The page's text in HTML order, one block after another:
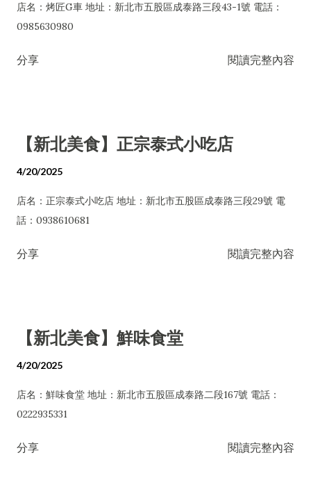
店名：烤匠G車 地址：新北市五股區成泰路三段43-1號 電話：
0985630980
分享 閱讀完整內容
【新北美食】正宗泰式小吃店
4/20/2025
店名：正宗泰式小吃店 地址：新北市五股區成泰路三段29號 電
話：0938610681
分享 閱讀完整內容
【新北美食】鮮味食堂
4/20/2025
店名：鮮味食堂 地址：新北市五股區成泰路二段167號 電話：
0222935331
分享 閱讀完整內容